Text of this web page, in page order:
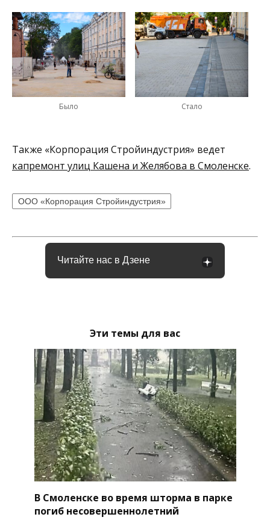
Было Стало
Также «Корпорация Стройиндустрия» ведет
капремонт улиц Кашена и Желябова в Смоленске.
ООО «Корпорация Стройиндустрия»
Читайте нас в Дзене
Эти темы для вас
В Смоленске во время шторма в парке
погиб несовершеннолетний